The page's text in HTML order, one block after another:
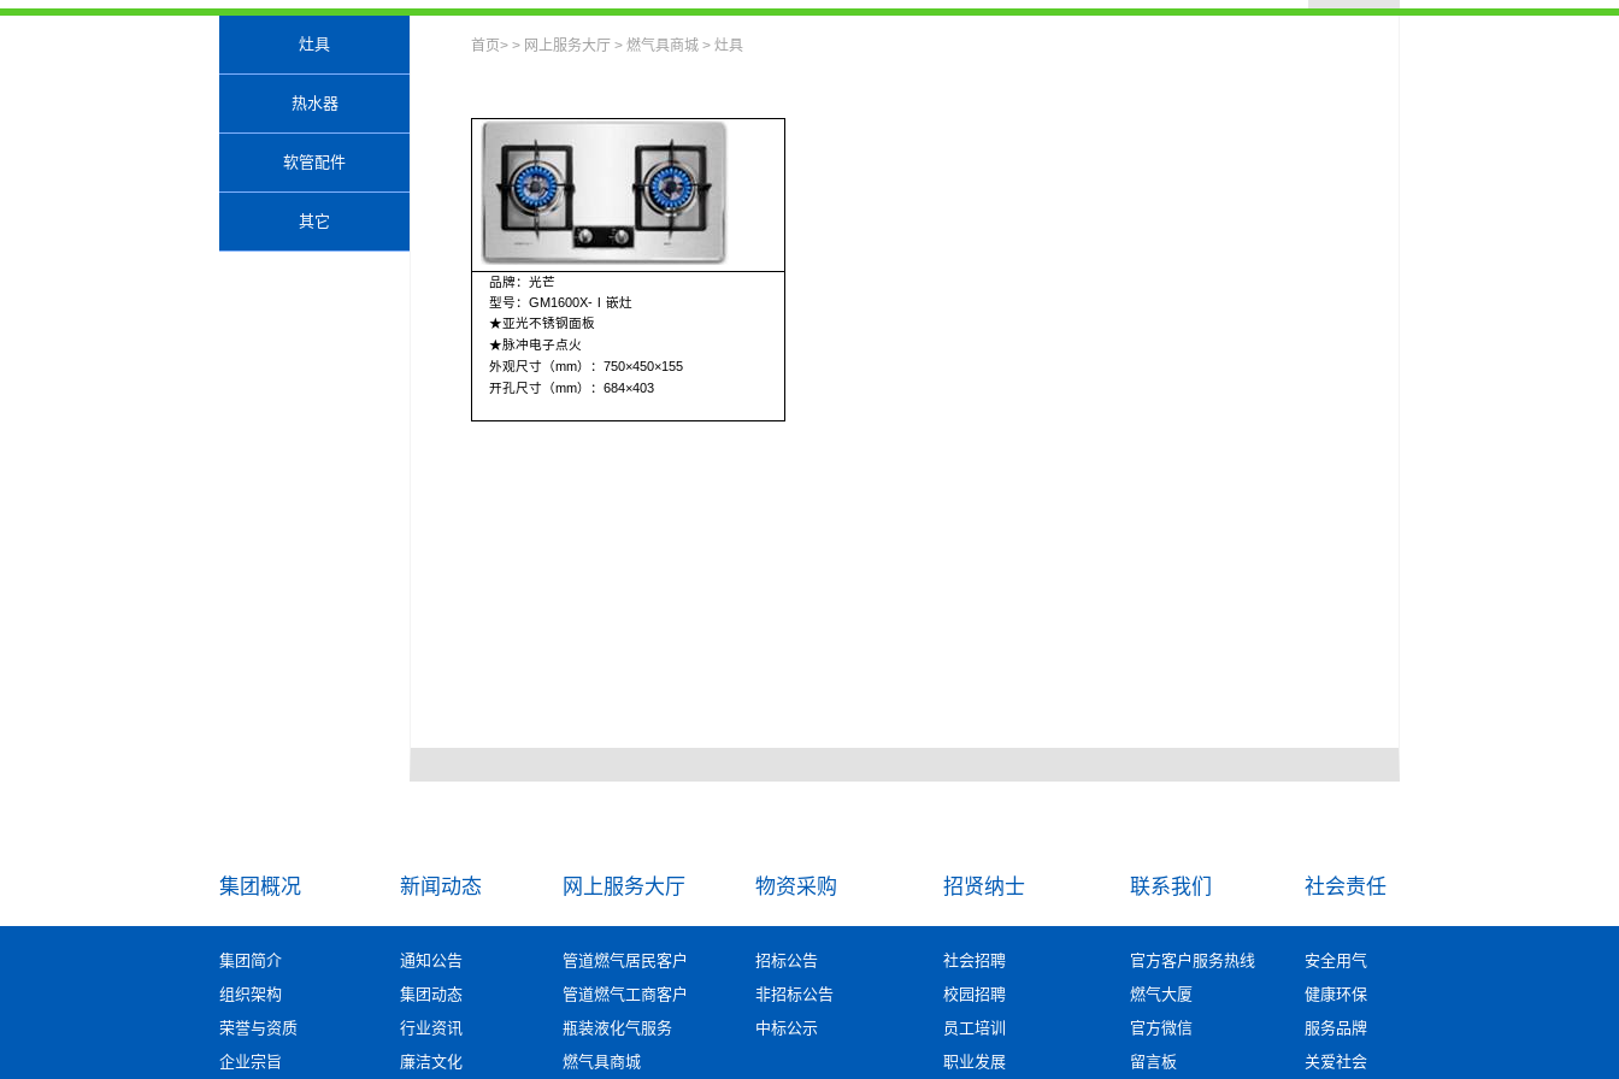
灶具
热水器
软管配件
其它
首页> > 网上服务大厅 > 燃气具商城 > 灶具
品牌：光芒
型号：GM1600X- Ⅰ嵌灶
★亚光不锈钢面板
★脉冲电子点火
外观尺寸（mm）：750×450×155
开孔尺寸（mm）：684×403
集团概况 新闻动态 网上服务大厅 物资采购 招贤纳士 联系我们 社会责任
集团简介
组织架构
荣誉与资质
企业宗旨
通知公告
集团动态
行业资讯
廉洁文化
管道燃气居民客户
管道燃气工商客户
瓶装液化气服务
燃气具商城
招标公告
非招标公告
中标公示
社会招聘
校园招聘
员工培训
职业发展
官方客户服务热线
燃气大厦
官方微信
留言板
安全用气
健康环保
服务品牌
关爱社会